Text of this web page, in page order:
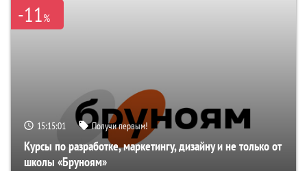
-11%
15:15:00 Получи первым!
Курсы по разработке, маркетингу, дизайну и не только от
школы «Бруноям»